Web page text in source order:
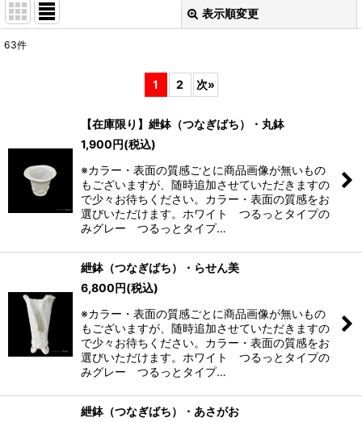
表示順変更
絞り込む
63件
1 2 次»
【在庫限り】紲鉢（つなぎばち）・丸鉢
1,900円(税込)
※カラー・表面の質感ごとに商品画像が無いもの
もございますが、随時追加させていただきますの
で少々お待ちください。カラー・表面の質感をお
選びいただけます。ホワイト つるっとタイプの
みグレー つるっとタイプ…
紲鉢（つなぎばち）・らせん美
6,800円(税込)
※カラー・表面の質感ごとに商品画像が無いもの
もございますが、随時追加させていただきますの
で少々お待ちください。カラー・表面の質感をお
選びいただけます。ホワイト つるっとタイプの
みグレー つるっとタイプ…
紲鉢（つなぎばち）・あさがお